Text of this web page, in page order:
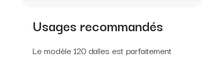
Usages recommandés
Le modèle 120 dalles est parfaitement